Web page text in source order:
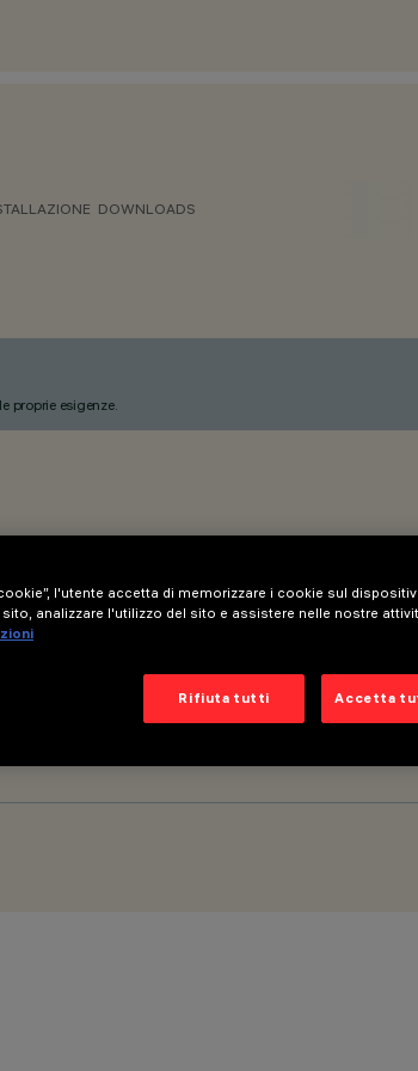
DOWNLOADS
proprie esigenze.
elettronica integrata
l'utente accetta di memorizzare i cookie sul
analizzare l'utilizzo del sito e assistere nelle nostre
Rifiuta tutti Accetta